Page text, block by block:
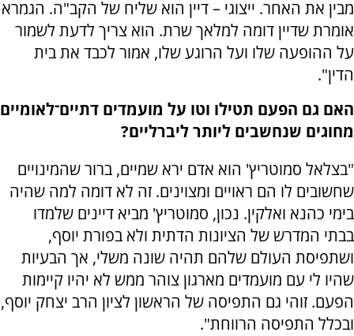
מבין את האחר. ייצוגי – דיין הוא שליח של הקב"ה. הגמרא
אומרת שדיין דומה למלאך שרת. הוא צריך לדעת לשמור
על ההופעה שלו ועל הרוגע שלו, אמור לכבד את בית
הדין".
האם גם הפעם תטילו וטו על מועמדים דתיים־לאומיים
מחוגים שנחשבים ליותר ליברליים?
"בצלאל סמוטריץ' הוא אדם ירא שמיים, ברור שהמינויים
שחשובים לו הם ראויים ומצוינים. זה לא דומה למה שהיה
בימי כהנא ואלקין. נכון, סמוטריץ' מביא דיינים שלמדו
בבתי המדרש של הציונות הדתית ולא בפורת יוסף,
ושתפיסת העולם שלהם תהיה שונה משלי, אך הבעיות
שהיו לי עם מועמדים מארגון צוהר ממש לא יהיו קיימות
הפעם. זוהי גם התפיסה של הראשון לציון הרב יצחק יוסף,
ובכלל התפיסה הרווחת".